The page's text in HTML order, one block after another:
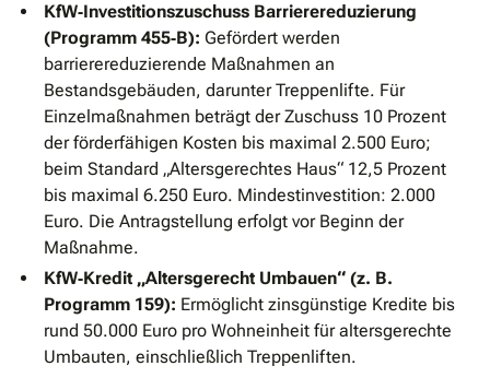
KfW‐Investitionszuschuss Barrierereduzierung
(Programm 455‐B): Gefördert werden
barrierereduzierende Maßnahmen an
Bestandsgebäuden, darunter Treppenlifte. Für
Einzelmaßnahmen beträgt der Zuschuss 10 Prozent
der förderfähigen Kosten bis maximal 2.500 Euro;
beim Standard „Altersgerechtes Haus“ 12,5 Prozent
bis maximal 6.250 Euro. Mindestinvestition: 2.000
Euro. Die Antragstellung erfolgt vor Beginn der
Maßnahme.
KfW‐Kredit „Altersgerecht Umbauen“ (z. B.
Programm 159): Ermöglicht zinsgünstige Kredite bis
rund 50.000 Euro pro Wohneinheit für altersgerechte
Umbauten, einschließlich Treppenliften.